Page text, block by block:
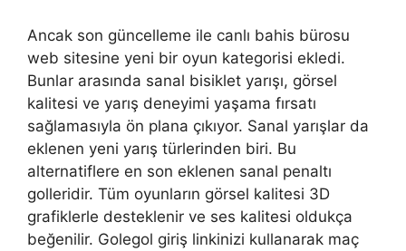
Ancak son güncelleme ile canlı bahis bürosu
web sitesine yeni bir oyun kategorisi ekledi.
Bunlar arasında sanal bisiklet yarışı, görsel
kalitesi ve yarış deneyimi yaşama fırsatı
sağlamasıyla ön plana çıkıyor. Sanal yarışlar da
eklenen yeni yarış türlerinden biri. Bu
alternatiflere en son eklenen sanal penaltı
golleridir. Tüm oyunların görsel kalitesi 3D
grafiklerle desteklenir ve ses kalitesi oldukça
beğenilir. Golegol giriş linkinizi kullanarak maç